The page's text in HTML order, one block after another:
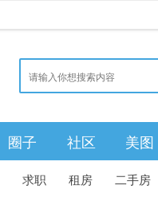
圈子 社区 美图
求职 租房 二手房